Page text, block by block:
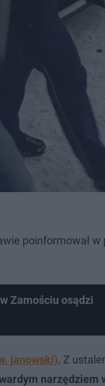
poinformował w
Zamościu osądzi
janowski). Z
narzędziem